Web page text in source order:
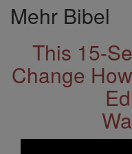
Mehr Bibel
This 15-
Change